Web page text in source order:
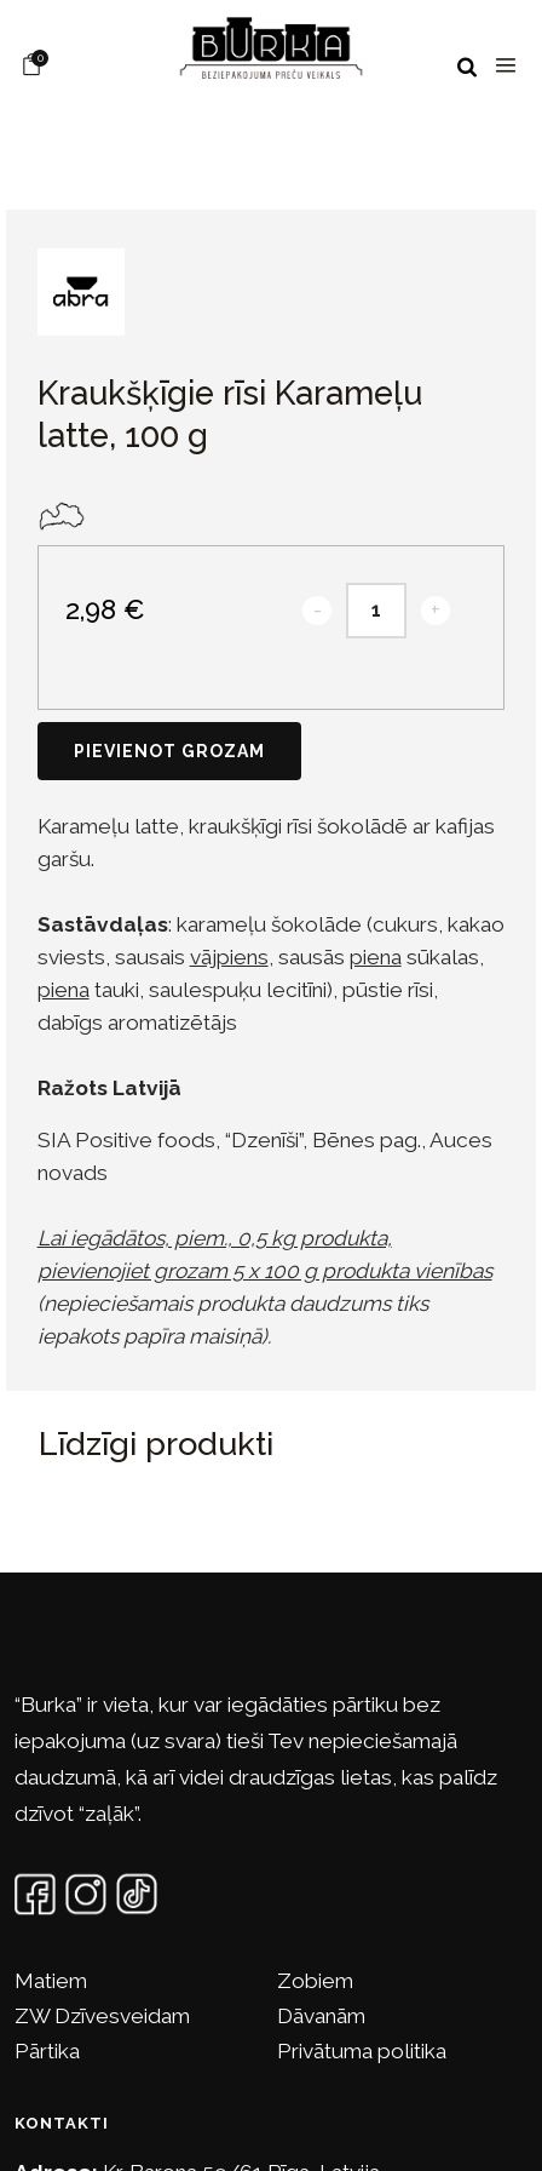
0
Kraukšķīgie rīsi Karameļu
latte, 100 g
2,98 € - +
PIEVIENOT GROZAM
Karameļu latte, kraukšķīgi rīsi šokolādē ar kafijas
garšu.
Sastāvdaļas: karameļu šokolāde (cukurs, kakao
sviests, sausais vājpiens , sausās pienasūkalas,
pienatauki, saulespuķu lecitīni), pūstie rīsi,
dabīgs aromatizētājs
Ražots Latvijā
SIA Positive foods, “Dzenīši”, Bēnes pag., Auces
novads
Lai iegādātos, piem., 0,5 kg produkta,
pievienojiet grozam 5 x 100 g produkta vienības
(nepieciešamais produkta daudzums tiks
iepakots papīra maisiņā).
Līdzīgi produkti
“Burka” ir vieta, kur var iegādāties pārtiku bez
iepakojuma (uz svara) tieši Tev nepieciešamajā
daudzumā, kā arī videi draudzīgas lietas, kas palīdz
dzīvot “zaļāk”.
Matiem
Zobiem
ZW Dzīvesveidam
Dāvanām
Pārtika
Privātuma politika
KONTAKTI